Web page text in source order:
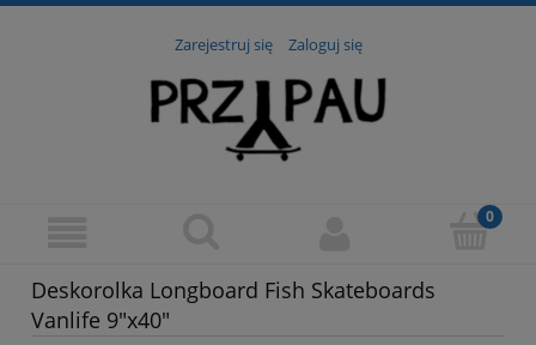
Zarejestruj się Zaloguj się
Deskorolka Longboard Fish Skateboards
Vanlife 9"x40"